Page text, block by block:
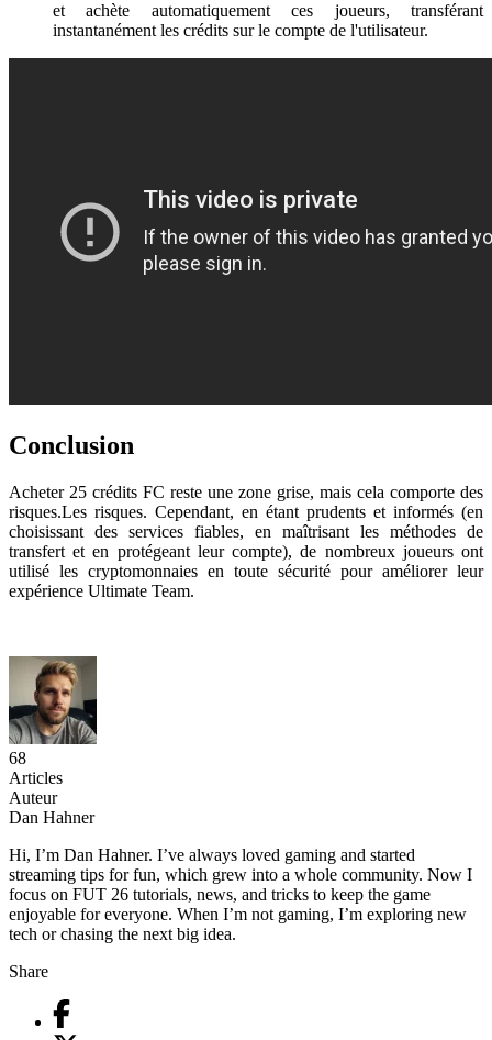
et achète automatiquement ces joueurs, transférant
instantanément les crédits sur le compte de l'utilisateur.
Conclusion
Acheter 25 crédits FC reste une zone grise, mais cela comporte des
risques.Les risques. Cependant, en étant prudents et informés (en
choisissant des services fiables, en maîtrisant les méthodes de
transfert et en protégeant leur compte), de nombreux joueurs ont
utilisé les cryptomonnaies en toute sécurité pour améliorer leur
expérience Ultimate Team.
68
Articles
Auteur
Dan Hahner
Hi, I’m Dan Hahner. I’ve always loved gaming and started
streaming tips for fun, which grew into a whole community. Now I
focus on FUT 26 tutorials, news, and tricks to keep the game
enjoyable for everyone. When I’m not gaming, I’m exploring new
tech or chasing the next big idea.
Share